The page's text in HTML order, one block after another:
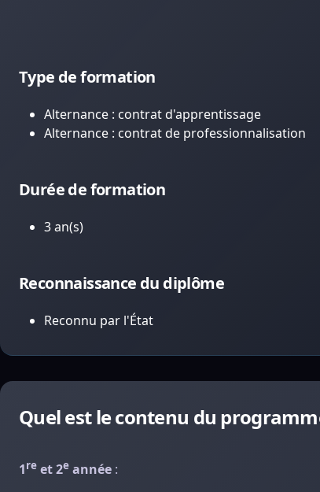
Type de formation
Alternance : contrat d'apprentissage
Alternance : contrat de professionnalisation
Durée de formation
3 an(s)
Reconnaissance du diplôme
Reconnu par l'État
Quel est le contenu du
1re et 2e année :